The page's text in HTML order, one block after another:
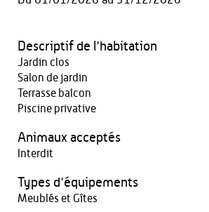
Descriptif de l'habitation
Jardin clos
Salon de jardin
Terrasse balcon
Piscine privative
Animaux acceptés
Interdit
Types d'équipements
Meublés et Gîtes